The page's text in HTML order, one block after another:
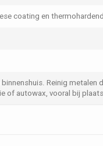
coating en
Reinig metalen
of autowax, vooral bij